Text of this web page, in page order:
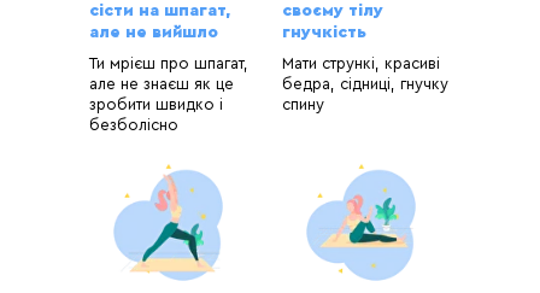
сісти на шпагат,
але не вийшло
Ти мрієш про шпагат,
але не знаєш як це
зробити швидко і
безболісно
своєму тілу
гнучкість
Мати стрункі, красиві
бедра, сідниці, гнучку
спину